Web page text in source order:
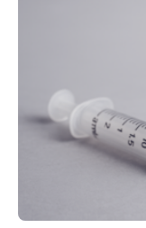
Dringend benötigt
nur
Gewebe
Hertie-Institut für
Schwachstelle im
Medulloblastoms
Stiftung